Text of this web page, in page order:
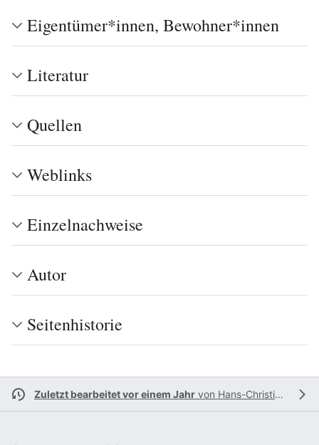
Eigentümer*innen, Bewohner*innen
Literatur
Quellen
Weblinks
Einzelnachweise
Autor
Seitenhistorie
Zuletzt bearbeitet vor einem Jahr von Hans-Christian Schall